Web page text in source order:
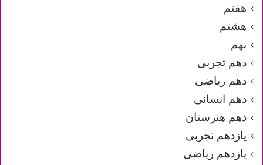
هفتم
هشتم
نهم
دهم تجربی
دهم ریاضی
دهم انسانی
دهم هنرستان
یازدهم تجربی
یازدهم ریاضی